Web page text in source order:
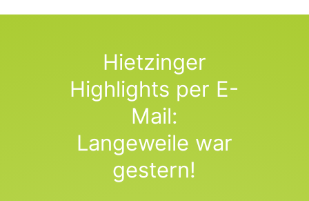
Hietzinger
Highlights per E-
Mail:
Langeweile war
gestern!